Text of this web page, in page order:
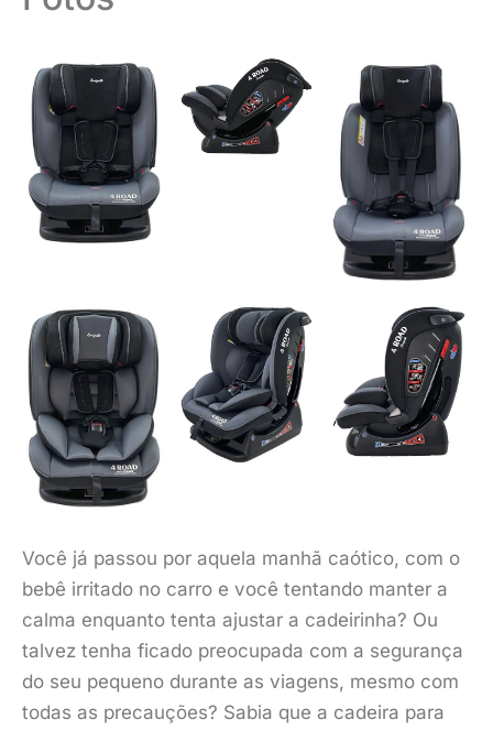
Você já passou por aquela manhã caótico, com o
bebê irritado no carro e você tentando manter a
calma enquanto tenta ajustar a cadeirinha? Ou
talvez tenha ficado preocupada com a segurança
do seu pequeno durante as viagens, mesmo com
todas as precauções? Sabia que a cadeira para